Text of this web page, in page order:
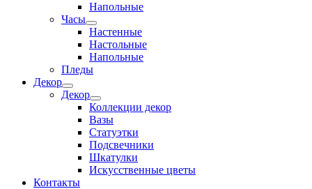
Напольные
Часы
Настенные
Настольные
Напольные
Пледы
Декор
Декор
Коллекции декор
Вазы
Статуэтки
Подсвечники
Шкатулки
Искусственные цветы
Контакты